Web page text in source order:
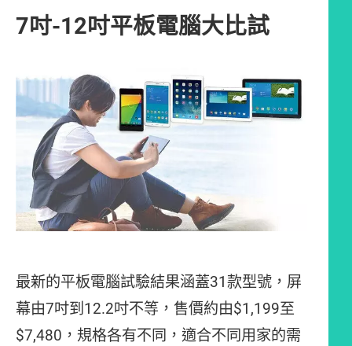
7吋-12吋平板電腦大比試
最新的平板電腦試驗結果涵蓋31款型號，屏
幕由7吋到12.2吋不等，售價約由$1,199至
$7,480，規格各有不同，適合不同用家的需